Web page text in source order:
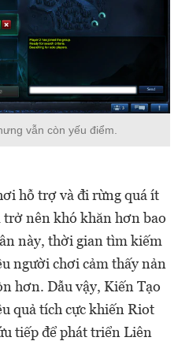
vẫn còn yếu điểm.
hỗ trợ và đi rừng quá ít
trở nên khó khăn hơn bao
này, thời gian tìm kiếm
người chơi cảm thấy nản
hơn. Dẫu vậy, Kiến Tạo
quả tích cực khiến Riot
tiếp để phát triển Liên